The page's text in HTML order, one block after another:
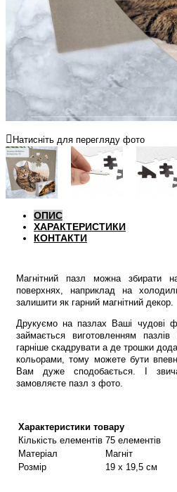
Натисніть для перегляду фото
ОПИС
ХАРАКТЕРИСТИКИ
КОНТАКТИ
Магнітний пазл можна збирати
поверхнях, наприклад на
залишити як гарний магнітний декор.
Друкуємо на пазлах Ваші чудові
займається виготовленням
гарніше скадрувати а де трошки
кольорами, тому можете бути
Вам дуже сподобається. І
замовляєте пазл з фото.
Характеристики товару
Кількість елементів 75 елементів
Матеріал
Магніт
Розмір
19 х 19,5 см